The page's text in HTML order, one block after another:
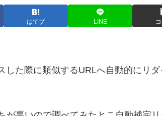
はてブ LINE
した際に類似するURLへ自動的にリ